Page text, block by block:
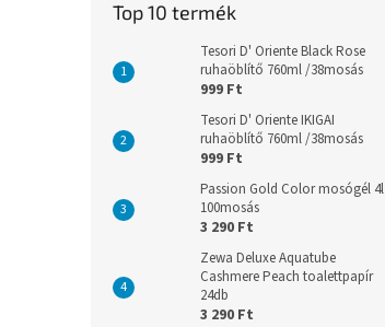
Top 10 termék
Tesori D' Oriente Black Rose
ruhaöblítő 760ml /38mosás
999 Ft
Tesori D' Oriente IKIGAI
ruhaöblítő 760ml /38mosás
999 Ft
Passion Gold Color mosógél 4l
100mosás
3 290 Ft
Zewa Deluxe Aquatube
Cashmere Peach toalettpapír
24db
3 290 Ft